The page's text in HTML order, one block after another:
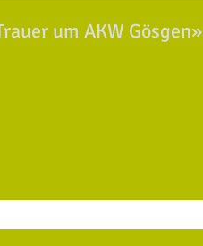
um AKW Gösgen»